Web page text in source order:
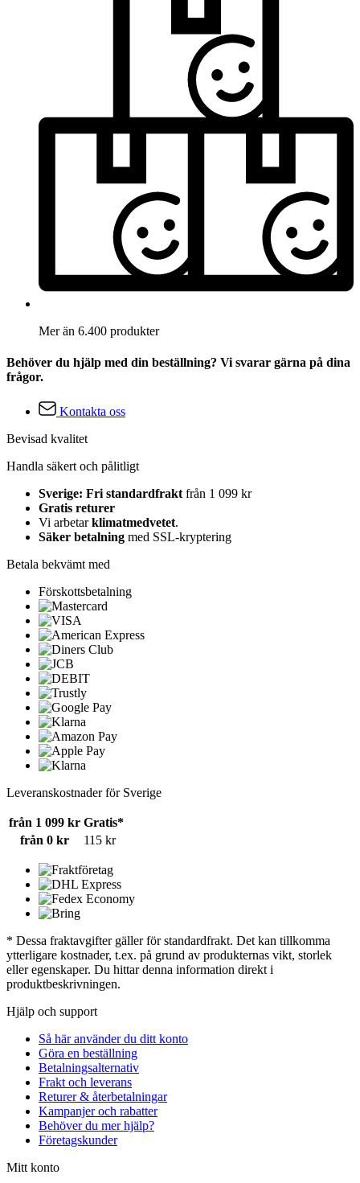
Mer än 6.400 produkter
Behöver du hjälp med din beställning? Vi svarar gärna på dina
frågor.
Kontakta oss
Bevisad kvalitet
Handla säkert och pålitligt
Sverige: Fri standardfraktfrån 1 099 kr
Gratis returer
Vi arbetarklimatmedvetet.
Säker betalning med SSL-kryptering
Betala bekvämt med
Förskottsbetalning
Leveranskostnader för Sverige
från 1 099 kr Gratis*
från 0 kr
115 kr
* Dessa fraktavgifter gäller för standardfrakt. Det kan tillkomma
ytterligare kostnader, t.ex. på grund av produkternas vikt, storlek
eller egenskaper. Du hittar denna information direkt i
produktbeskrivningen.
Hjälp och support
Så här använder du ditt konto
Göra en beställning
Betalningsalternativ
Frakt och leverans
Returer & återbetalningar
Kampanjer och rabatter
Behöver du mer hjälp?
Företagskunder
Mitt konto